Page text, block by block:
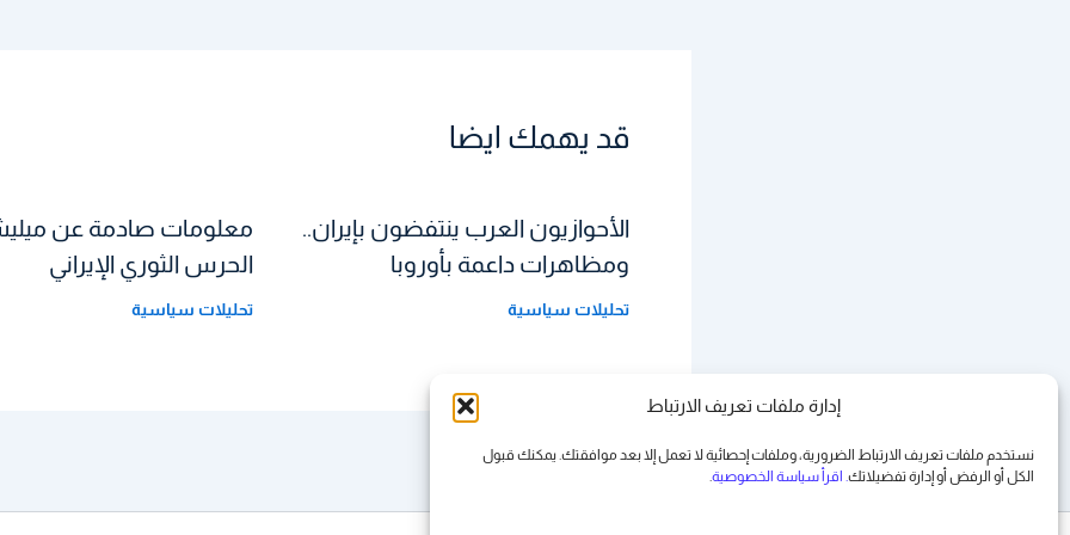
إدارة ملفات تعريف الارتباط
نستخدم ملفات تعريف الارتباط الضرورية، وملفات إحصائية لا تعمل إلا بعد موافقتك. يمكنك قبول
الكل أو الرفض أوإدارة تفضيلاتك. اقرأ سياسة الخصوصية.
قد يهمك ايضا
الأحوازيون العرب ينتفضون بإيران..
ومظاهرات داعمة بأوروبا
تحليلات سياسية
معلومات صادمة عن
الحرس الثوري الإيراني
تحليلات سياسية